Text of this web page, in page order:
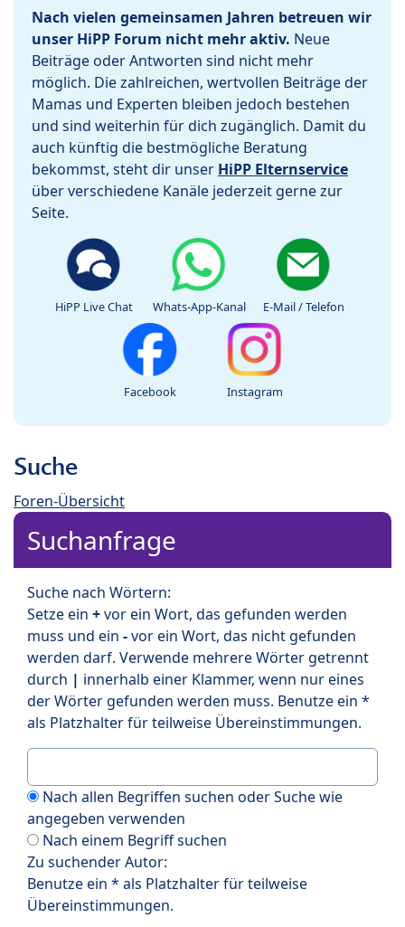
Nach vielen gemeinsamen Jahren betreuen wir
unser HiPP Forum nicht mehr aktiv. Neue
Beiträge oder Antworten sind nicht mehr
möglich. Die zahlreichen, wertvollen Beiträge der
Mamas und Experten bleiben jedoch bestehen
und sind weiterhin für dich zugänglich. Damit du
auch künftig die bestmögliche Beratung
bekommst, steht dir unser HiPP Elternservice
über verschiedene Kanäle jederzeit gerne zur
Seite.
HiPP Live Chat Whats-App-Kanal E-Mail / Telefon
Facebook Instagram
Suche
Foren-Übersicht
Suchanfrage
Suche nach Wörtern:
Setze ein +vor ein Wort, das gefunden werden
muss und ein -vor ein Wort, das nicht gefunden
werden darf. Verwende mehrere Wörter getrennt
durch | innerhalb einer Klammer, wenn nur eines
der Wörter gefunden werden muss. Benutze ein *
als Platzhalter für teilweise Übereinstimmungen.
Nach allen Begriffen suchen oder Suche wie
angegeben verwenden
Nach einem Begriff suchen
Zu suchender Autor:
Benutze ein * als Platzhalter für teilweise
Übereinstimmungen.